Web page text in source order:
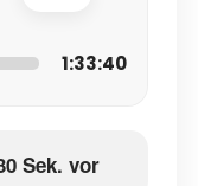
1:33:40
Sek. vor